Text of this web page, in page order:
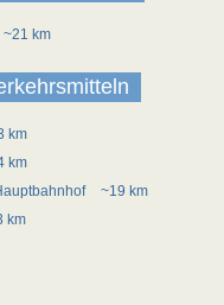
~21 km
km
km
~19 km
km